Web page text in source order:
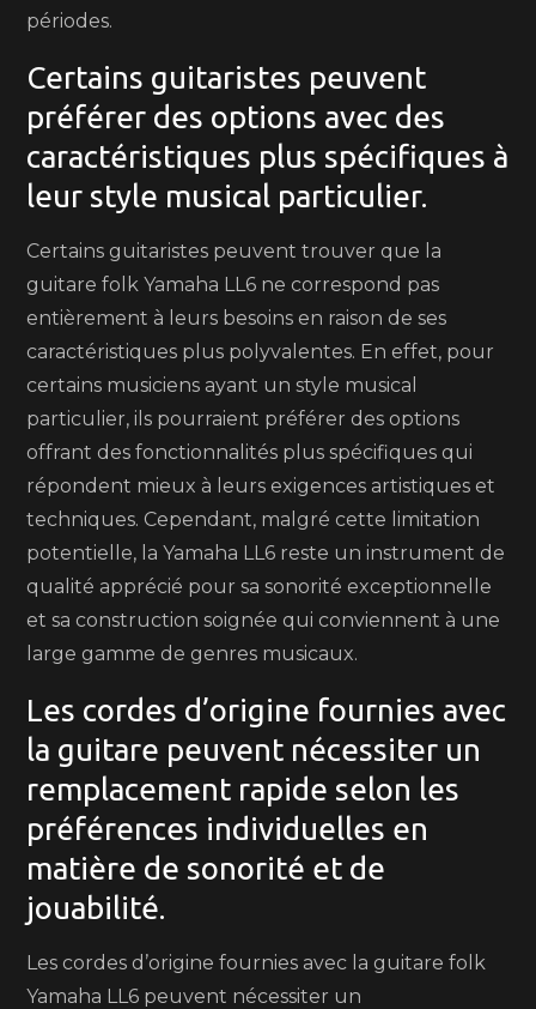
périodes.
Certains guitaristes peuvent
préférer des options avec des
caractéristiques plus spécifiques à
leur style musical particulier.
Certains guitaristes peuvent trouver que la
guitare folk Yamaha LL6 ne correspond pas
entièrement à leurs besoins en raison de ses
caractéristiques plus polyvalentes. En effet, pour
certains musiciens ayant un style musical
particulier, ils pourraient préférer des options
offrant des fonctionnalités plus spécifiques qui
répondent mieux à leurs exigences artistiques et
techniques. Cependant, malgré cette limitation
potentielle, la Yamaha LL6 reste un instrument de
qualité apprécié pour sa sonorité exceptionnelle
et sa construction soignée qui conviennent à une
large gamme de genres musicaux.
Les cordes d’origine fournies avec
la guitare peuvent nécessiter un
remplacement rapide selon les
préférences individuelles en
matière de sonorité et de
jouabilité.
Les cordes d’origine fournies avec la guitare folk
Yamaha LL6 peuvent nécessiter un